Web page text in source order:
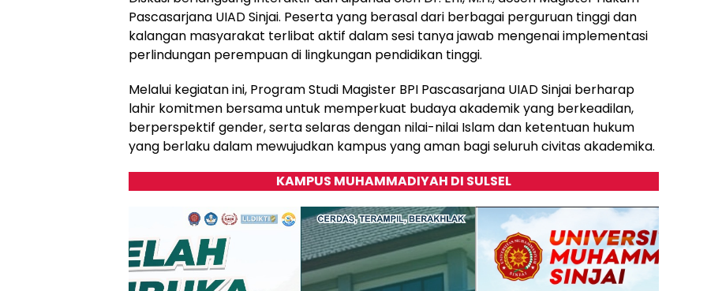
Pascasarjana UIAD Sinjai. Peserta yang berasal dari berbagai perguruan tinggi dan
kalangan masyarakat terlibat aktif dalam sesi tanya jawab mengenai implementasi
perlindungan perempuan di lingkungan pendidikan tinggi.
Melalui kegiatan ini, Program Studi Magister BPI Pascasarjana UIAD Sinjai berharap
lahir komitmen bersama untuk memperkuat budaya akademik yang berkeadilan,
berperspektif gender, serta selaras dengan nilai-nilai Islam dan ketentuan hukum
yang berlaku dalam mewujudkan kampus yang aman bagi seluruh civitas akademika.
KAMPUS MUHAMMADIYAH DI SULSEL